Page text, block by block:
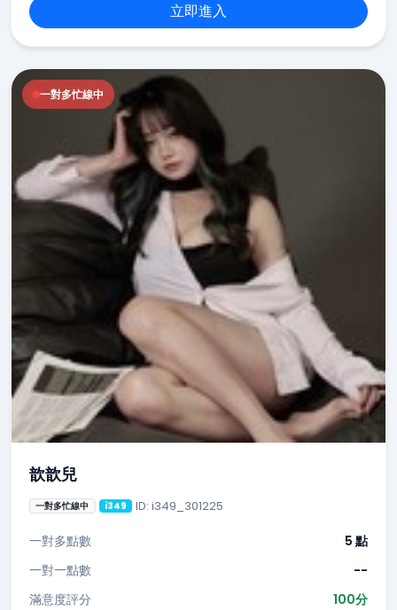
立即進入
一對多忙線中
歆歆兒
一對多忙線中 i349 ID: i349_301225
一對多點數
5 點
一對一點數
--
滿意度評分
100分